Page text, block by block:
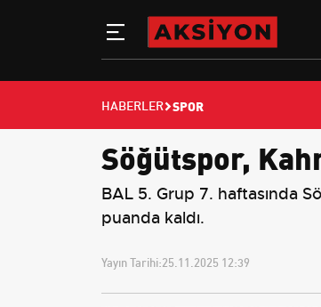
HABERLER SPOR
Söğütspor,
BAL 5. Grup 7. haftasında
puanda kaldı.
Yayın Tarihi:25.11.2025 12:39